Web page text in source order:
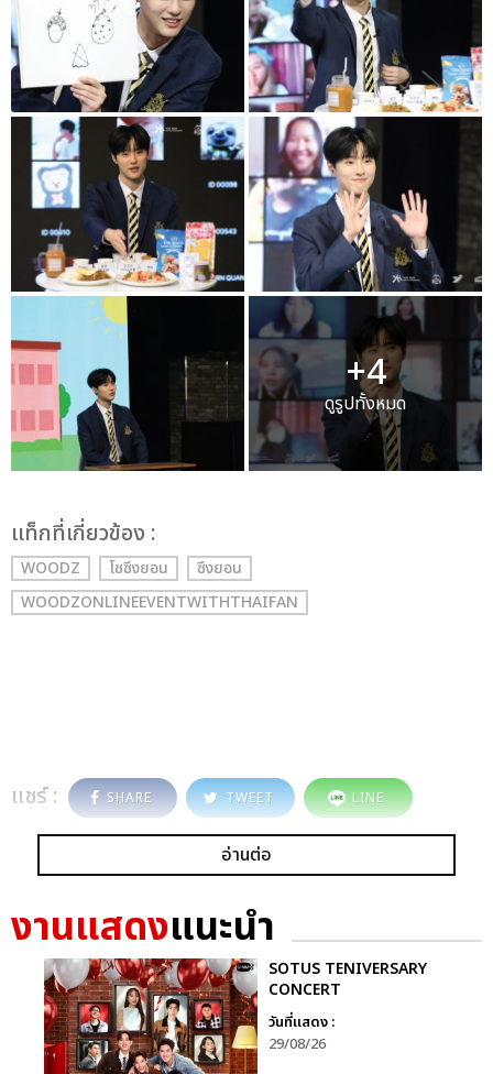
+4
ดูรูปทั้งหมด
เเท็กที่เกี่ยวข้อง :
WOODZ โชซึงยอน
ซึงยอน
WOODZONLINEEVENTWITHTHAIFAN
แชร์ : SHARE TWEET LINE
อ่านต่อ
งานแสดงแนะนำ
SOTUS TENIVERSARY
CONCERT
วันที่แสดง :
29/08/26